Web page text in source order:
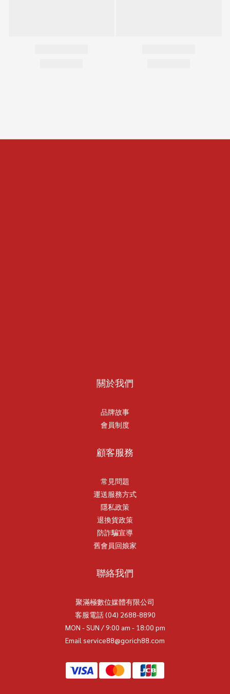
關於我們
品牌故事
會員制度
顧客服務
常見問題
運送服務方式
隱私政策
退換貨政策
防詐騙宣導
舊會員回娘家
聯絡我們
聚滿極數位媒體有限公司
客服電話 (04) 2688-8890
MON - SUN / 9:00 am - 18:00 pm
Email service88@gorich88.com